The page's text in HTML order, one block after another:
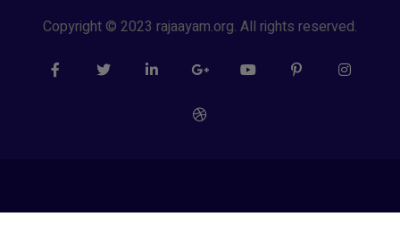
Copyright © 2023 rajaayam.org. All rights reserved.